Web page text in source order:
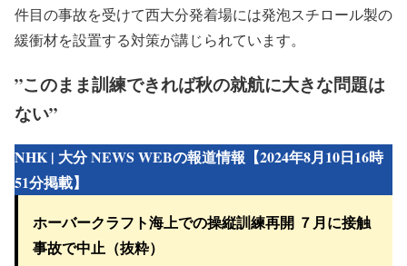
件目の事故を受けて西大分発着場には発泡スチロール製の
緩衝材を設置する対策が講じられています。
”このまま訓練できれば秋の就航に大きな問題は
ない”
NHK | 大分 NEWS WEBの報道情報【2024年8月10日16時
51分掲載】
ホーバークラフト海上での操縦訓練再開 ７月に接触
事故で中止（抜粋）